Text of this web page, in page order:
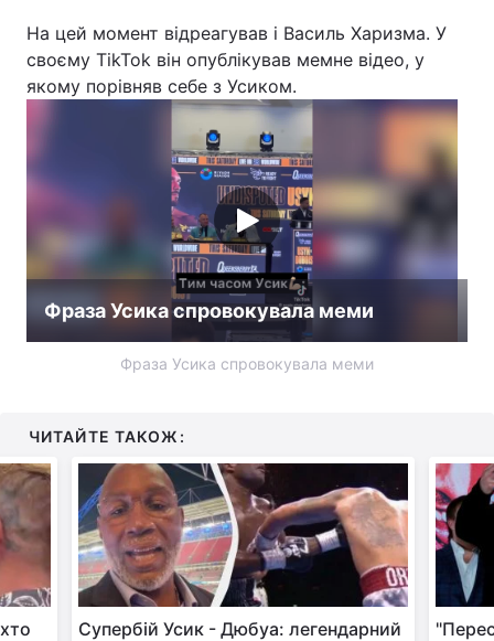
На цей момент відреагував і Василь Харизма. У
своєму TikTok він опублікував мемне відео, у
якому порівняв себе з Усиком.
Фраза Усика спровокувала меми
Фраза Усика спровокувала меми
ЧИТАЙТЕ ТАКОЖ:
Супербій Усик - Дюбуа: легендарний